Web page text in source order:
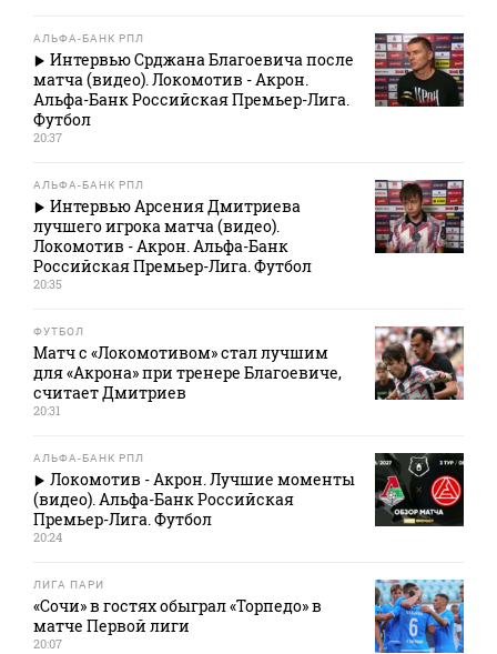
АЛЬФА-БАНК РПЛ
Интервью Срджана Благоевича после
матча (видео). Локомотив - Акрон.
Альфа-Банк Российская Премьер-Лига.
Футбол
20:37
АЛЬФА-БАНК РПЛ
Интервью Арсения Дмитриева
лучшего игрока матча (видео).
Локомотив - Акрон. Альфа-Банк
Российская Премьер-Лига. Футбол
20:35
ФУТБОЛ
Матч с «Локомотивом» стал лучшим
для «Акрона» при тренере Благоевиче,
считает Дмитриев
20:31
АЛЬФА-БАНК РПЛ
Локомотив - Акрон. Лучшие моменты
(видео). Альфа-Банк Российская
Премьер-Лига. Футбол
20:24
ЛИГА ПАРИ
«Сочи» в гостях обыграл «Торпедо» в
матче Первой лиги
20:07